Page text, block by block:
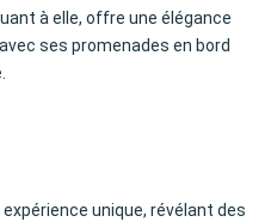
à elle, offre une élégance
ses promenades en bord
unique, révélant des